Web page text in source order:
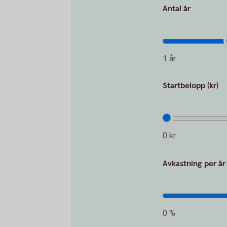
Antal år
1 år
Startbelopp (kr)
0 kr
Avkastning per år
0 %